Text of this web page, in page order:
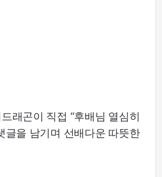
래곤이 직접 “후배님 열심히
글을 남기며 선배다운 따뜻한